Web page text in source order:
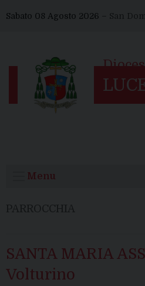
toSabato 08 Agosto 2026 – San
Menu
SANTA MARIA
Volturino